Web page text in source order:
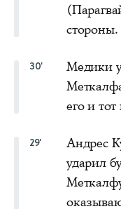
стороны.
30'
Медики
его и
29'
Андрес
ударил